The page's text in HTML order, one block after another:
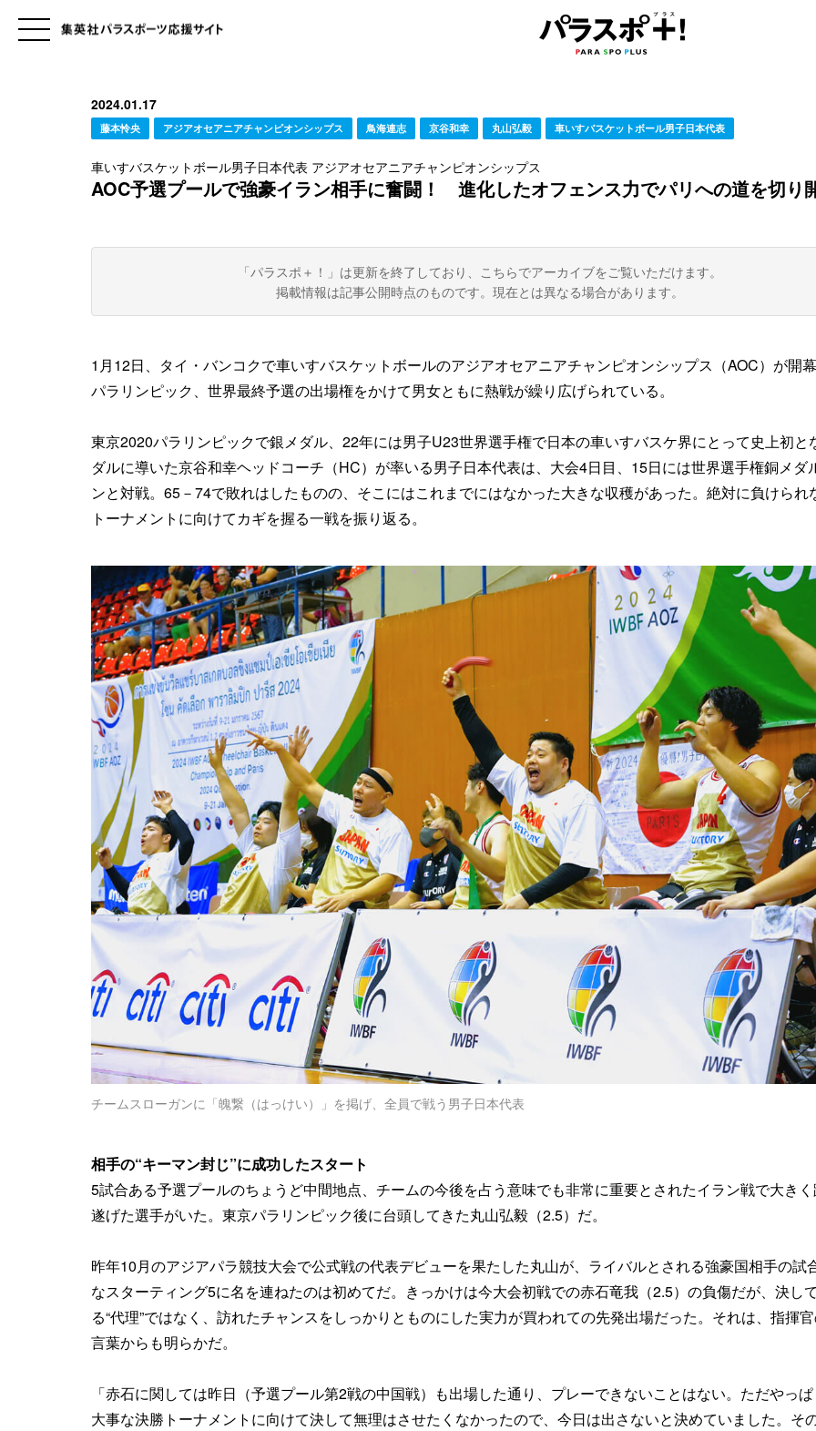
2024.01.17
藤本怜央 アジアオセアニアチャンピオンシップス 鳥海連志 京谷和幸 丸山弘毅 車いすバスケットボール男子日本代表
車いすバスケットボール男子日本代表 アジアオセアニアチャンピオンシップス
AOC予選プールで強豪イラン相手に奮闘！ 進化したオフェンス力でパリへの道を切り
「パラスポ＋！」は更新を終了しており、こちらでアーカイブをご覧いただけます。
掲載情報は記事公開時点のものです。現在とは異なる場合があります。
1月12日、タイ・バンコクで車いすバスケットボールのアジアオセアニアチャンピオンシップス（AOC）が開
パラリンピック、世界最終予選の出場権をかけて男女ともに熱戦が繰り広げられている。
東京2020パラリンピックで銀メダル、22年には男子U23世界選手権で日本の車いすバスケ界にとって史上初と
ダルに導いた京谷和幸ヘッドコーチ（HC）が率いる男子日本代表は、大会4日目、15日には世界選手権銅メダ
ンと対戦。65－74で敗れはしたものの、そこにはこれまでにはなかった大きな収穫があった。絶対に負けられ
トーナメントに向けてカギを握る一戦を振り返る。
チームスローガンに「魄繋（はっけい）」を掲げ、全員で戦う男子日本代表
相手の“キーマン封じ”に成功したスタート
5試合ある予選プールのちょうど中間地点、チームの今後を占う意味でも非常に重要とされたイラン戦で大き
遂げた選手がいた。東京パラリンピック後に台頭してきた丸山弘毅（2.5）だ。
昨年10月のアジアパラ競技大会で公式戦の代表デビューを果たした丸山が、ライバルとされる強豪国相手の試
なスターティング5に名を連ねたのは初めてだ。きっかけは今大会初戦での赤石竜我（2.5）の負傷だが、決し
る“代理”ではなく、訪れたチャンスをしっかりとものにした実力が買われての先発出場だった。それは、指揮
言葉からも明らかだ。
「赤石に関しては昨日（予選プール第2戦の中国戦）も出場した通り、プレーできないことはない。ただやっ
大事な決勝トーナメントに向けて決して無理はさせたくなかったので、今日は出さないと決めていました。そ